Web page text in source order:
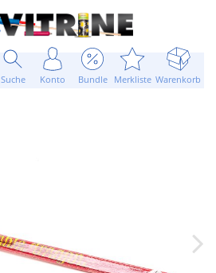
Suche Konto Bundle Merkliste Warenkorb